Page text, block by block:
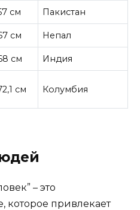
см Пакистан
см Непал
см Индия
см Колумбия
– это
которое привлекает